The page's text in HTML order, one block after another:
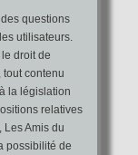
questions
utilisateurs.
droit de
contenu
la législation
relatives
Amis du
possibilité de